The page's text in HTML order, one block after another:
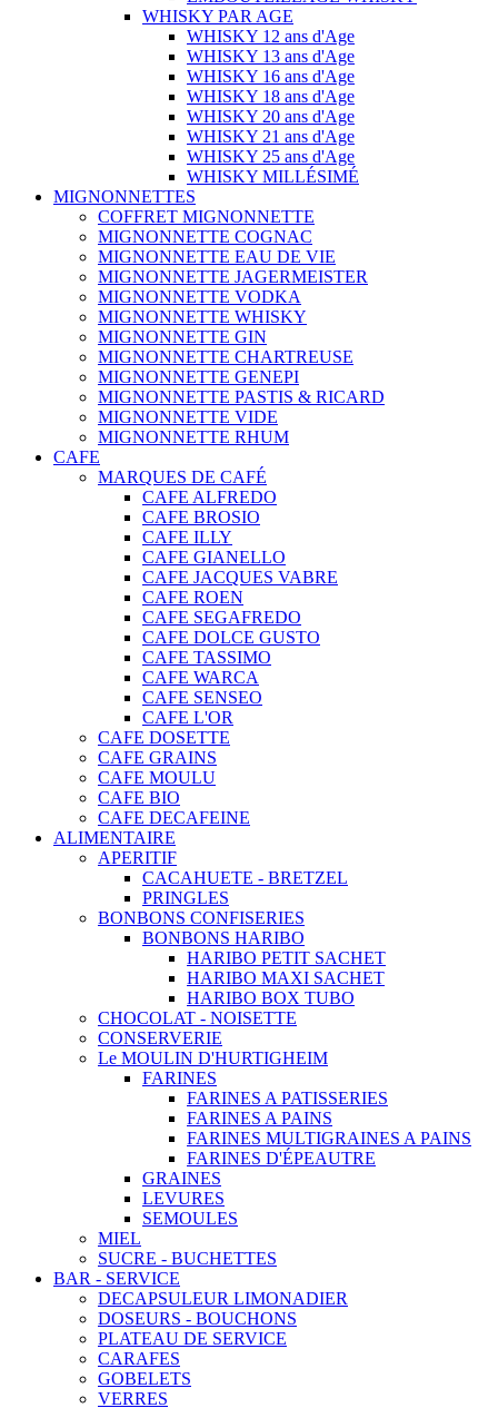
WHISKY PAR AGE
WHISKY 12 ans d'Age
WHISKY 13 ans d'Age
WHISKY 16 ans d'Age
WHISKY 18 ans d'Age
WHISKY 20 ans d'Age
WHISKY 21 ans d'Age
WHISKY 25 ans d'Age
WHISKY MILLÉSIMÉ
MIGNONNETTES
COFFRET MIGNONNETTE
MIGNONNETTE COGNAC
MIGNONNETTE EAU DE VIE
MIGNONNETTE JAGERMEISTER
MIGNONNETTE VODKA
MIGNONNETTE WHISKY
MIGNONNETTE GIN
MIGNONNETTE CHARTREUSE
MIGNONNETTE GENEPI
MIGNONNETTE PASTIS & RICARD
MIGNONNETTE VIDE
MIGNONNETTE RHUM
CAFE
MARQUES DE CAFÉ
CAFE ALFREDO
CAFE BROSIO
CAFE ILLY
CAFE GIANELLO
CAFE JACQUES VABRE
CAFE ROEN
CAFE SEGAFREDO
CAFE DOLCE GUSTO
CAFE TASSIMO
CAFE WARCA
CAFE SENSEO
CAFE L'OR
CAFE DOSETTE
CAFE GRAINS
CAFE MOULU
CAFE BIO
CAFE DECAFEINE
ALIMENTAIRE
APERITIF
CACAHUETE - BRETZEL
PRINGLES
BONBONS CONFISERIES
BONBONS HARIBO
HARIBO PETIT SACHET
HARIBO MAXI SACHET
HARIBO BOX TUBO
CHOCOLAT - NOISETTE
CONSERVERIE
Le MOULIN D'HURTIGHEIM
FARINES
FARINES A PATISSERIES
FARINES A PAINS
FARINES MULTIGRAINES A PAINS
FARINES D'ÉPEAUTRE
GRAINES
LEVURES
SEMOULES
MIEL
SUCRE - BUCHETTES
BAR - SERVICE
DECAPSULEUR LIMONADIER
DOSEURS - BOUCHONS
PLATEAU DE SERVICE
CARAFES
GOBELETS
VERRES